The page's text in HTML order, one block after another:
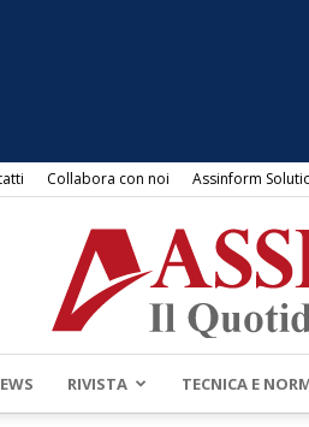
Collabora con noi Assinform
RIVISTA TECNICA E